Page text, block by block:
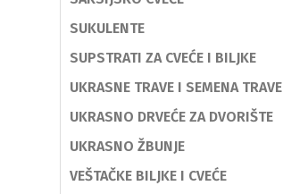
SUKULENTE
SUPSTRATI ZA CVEĆE I BILJKE
UKRASNE TRAVE I SEMENA TRAVE
UKRASNO DRVEĆE ZA DVORIŠTE
UKRASNO ŽBUNJE
VEŠTAČKE BILJKE I CVEĆE